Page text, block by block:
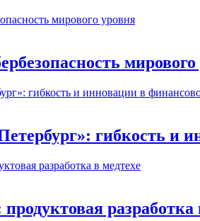
гибкость и
разработка